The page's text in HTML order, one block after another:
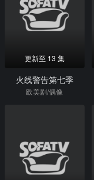
更新至 13 集
火线警告第七季
欧美剧/偶像